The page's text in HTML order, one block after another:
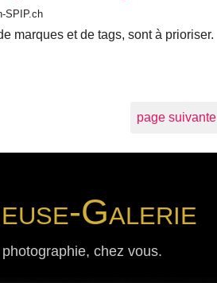
SPIP.ch
marques et de tags, sont à prioriser.
page suivante
Galerie
chez vous.